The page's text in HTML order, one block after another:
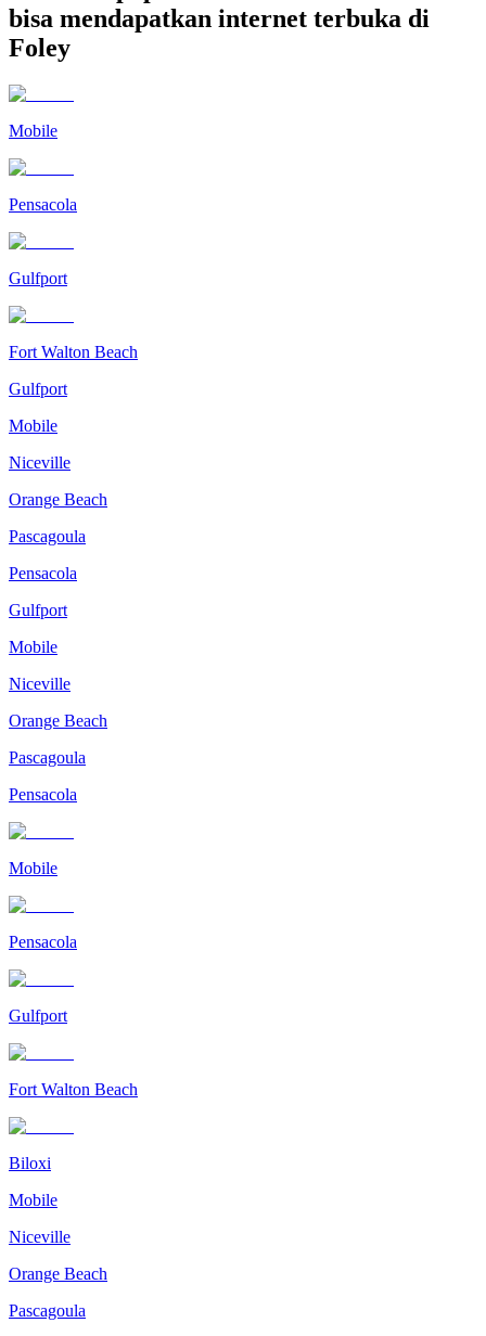
bisa mendapatkan internet terbuka di
Foley
Mobile
Pensacola
Gulfport
Fort Walton Beach
Gulfport
Mobile
Niceville
Orange Beach
Pascagoula
Pensacola
Gulfport
Mobile
Niceville
Orange Beach
Pascagoula
Pensacola
Mobile
Pensacola
Gulfport
Fort Walton Beach
Biloxi
Mobile
Niceville
Orange Beach
Pascagoula